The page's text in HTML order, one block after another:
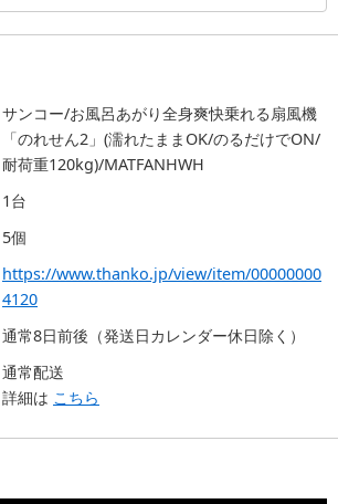
サンコー/お風呂あがり全身爽快乗れる扇風機
「のれせん2」(濡れたままOK/のるだけでON/
耐荷重120kg)/MATFANHWH
1台
5個
https://www.thanko.jp/view/item/00000000
4120
通常8日前後（発送日カレンダー休日除く）
通常配送
詳細は こちら